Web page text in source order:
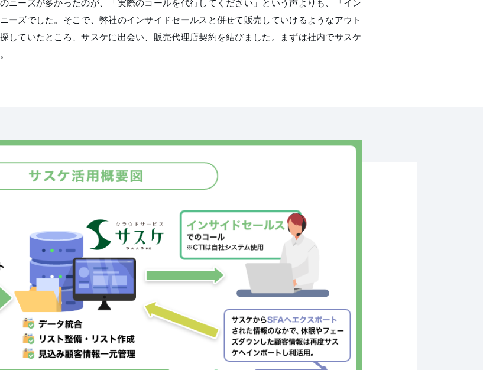
ニーズが多かったのが、「実際のコールを代行してください」という声よりも、「イン
ーズでした。そこで、弊社のインサイドセールスと併せて販売していけるようなアウト
していたところ、サスケに出会い、販売代理店契約を結びました。まずは社内でサスケ